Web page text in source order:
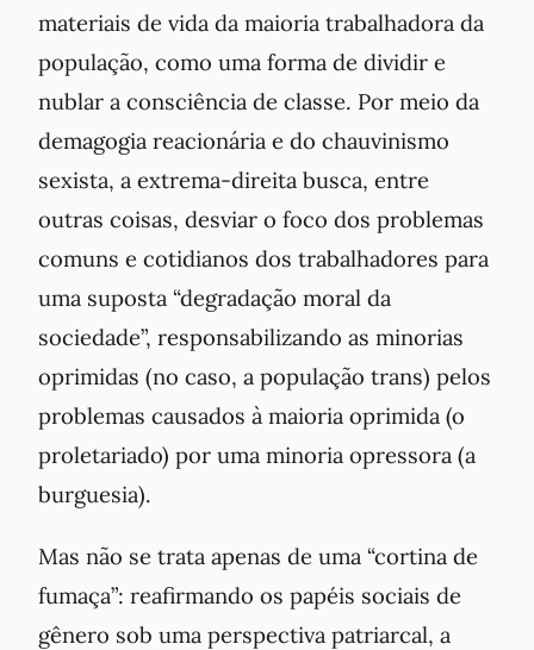
materiais de vida da maioria trabalhadora da
população, como uma forma de dividir e
nublar a consciência de classe. Por meio da
demagogia reacionária e do chauvinismo
sexista, a extrema-direita busca, entre
outras coisas, desviar o foco dos problemas
comuns e cotidianos dos trabalhadores para
uma suposta “degradação moral da
sociedade”, responsabilizando as minorias
oprimidas (no caso, a população trans) pelos
problemas causados à maioria oprimida (o
proletariado) por uma minoria opressora (a
burguesia).
Mas não se trata apenas de uma “cortina de
fumaça”: reafirmando os papéis sociais de
gênero sob uma perspectiva patriarcal, a